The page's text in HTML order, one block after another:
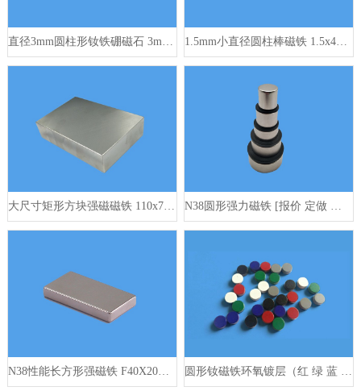
大尺寸矩形方块强磁磁铁 110x74x25mm N38圆形强力磁铁 [报价 定做 供应商]
N38性能长方形强磁铁 F40X20X5mm